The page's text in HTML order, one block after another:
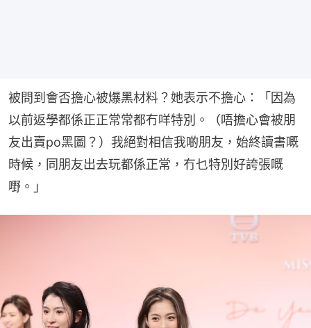
被問到會否擔心被爆黑材料？她表示不擔心：「因為
以前返學都係正正常常都冇咩特別。（唔擔心會被朋
友出賣po黑圖？）我絕對相信我啲朋友，始終讀書嘅
時候，同朋友出去玩都係正常，冇乜特別好誇張嘅
嘢。」